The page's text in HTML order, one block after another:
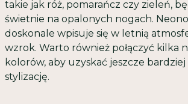
takie jak róż, pomarańcz czy zieleń,
świetnie na opalonych nogach.
doskonale wpisuje się w letnią
wzrok. Warto również połączyć kilka
kolorów, aby uzyskać jeszcze
stylizację.